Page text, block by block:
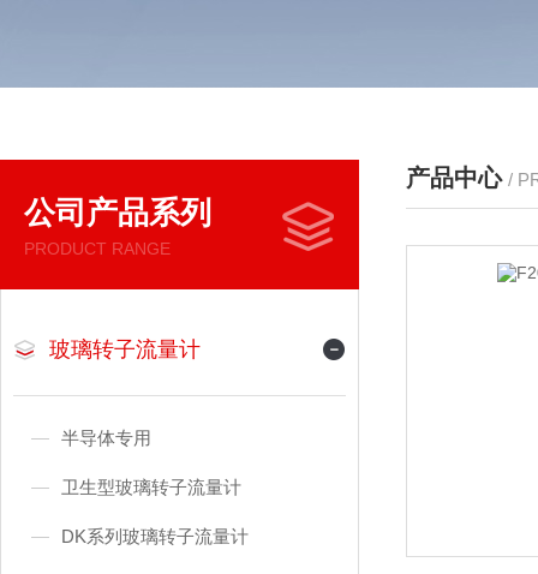
公司产品系列
PRODUCT RANGE
玻璃转子流量计
半导体专用
卫生型玻璃转子流量计
DK系列玻璃转子流量计
产品中心 /